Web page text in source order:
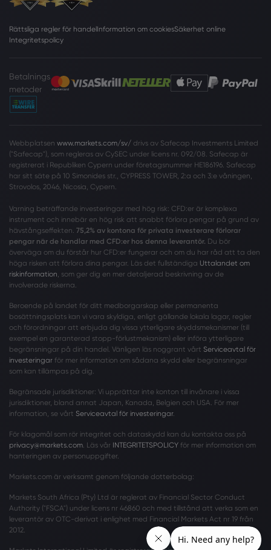
Rättsliga regler för handelInformation om cookiesSäkerhet online
Integritetspolicy
Betalnings
metoder
Webbplatsen www.markets.com/sv/ drivs av Safecap Investments Limited
("Safecap"), som regleras av CySEC under licens nr. 092/08. Safecap är
registrerat i Republiken Cypern under företagsnummer HE186196. Safecap
har sitt säte på 10 Simonides str., CYPRESS TOWER, 2:a och 3:e våningen,
Strovolos, 2046, Nicosia, Cypern.
Varning beträffande investeringar med hög risk: CFD:er är komplexa
instrument och innebär en hög risk att snabbt förlora pengar på grund av
hävstångseffekten. 75,2% av kontona för privata investerare förlorar
pengar när de handlar med CFD:er hos denna leverantör. Du bör
överväga om du förstår hur CFD:er fungerar och om du har råd att ta den
höga risken att förlora dina pengar. Läs det fullständiga Uttalandet om
riskinformation , som ger dig en mer detaljerad beskrivning av de
involverade riskerna.
Beroende på landet för ditt medborgarskap eller permanenta
bosättningsplats kan vi vara skyldiga, enligt gällande lokala lagar, regler
och förordningar att erbjuda dig vissa ytterligare skyddsmekanismer (till
exempel en garanterad stopp-förlustmekanism) eller införa ytterligare
begränsningar på din handel. Vänligen läs noggrant vårt Serviceavtal för
investeringar för mer information om sådana skydd eller begränsningar
som kan tillämpas på dig.
Begränsade jurisdiktioner: Vi upprättar inte konton till invånare i vissa
jurisdiktioner, bland annat Japan, Kanada, Belgien och USA. För mer
information, se vårt Serviceavtal för investeringar.
För klagomål som rör integritet och dataskydd kan du kontakta oss på
privacy@markets.com . Läs vår INTEGRITETSPOLICY för mer information om
hanteringen av personuppgifter.
Markets.com är verksamt genom följande dotterbolag:
Markets South Africa (Pty) Ltd är reglerat av Financial Sector Conduct
Authority ("FSCA") under licens nr 46860 och med tillstånd att verka som en
leverantör av OTC-derivat i enlighet med Financial Markets Act nr 19 från
2012.